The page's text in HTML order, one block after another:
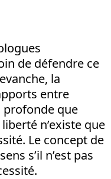
de défendre ce
la
entre
profonde que
n’existe que
Le concept de
s’il n’est pas